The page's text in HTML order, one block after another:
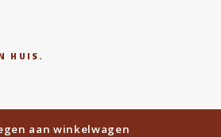
HUIS.
aan winkelwagen